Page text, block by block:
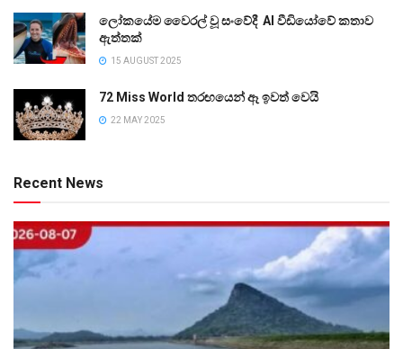
ලෝකයේම වෛරල් වූ සංවේදී AI වීඩියෝවේ කතාව
ඇත්තක්
15 AUGUST 2025
72 Miss World තරඟයෙන් ඈ ඉවත් වෙයි
22 MAY 2025
Recent News